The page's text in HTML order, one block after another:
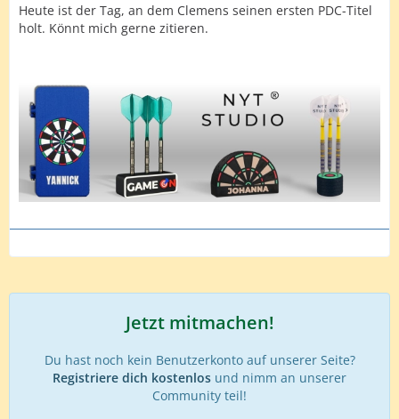
Heute ist der Tag, an dem Clemens seinen ersten PDC-Titel
holt. Könnt mich gerne zitieren.
Jetzt mitmachen!
Du hast noch kein Benutzerkonto auf unserer Seite?
Registriere dich kostenlos und nimm an unserer
Community teil!